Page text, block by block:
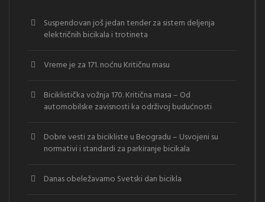
Suspendovan još jedan tender za sistem deljenja
električnih bicikala i trotineta
Vreme je za 171. noćnu Kritičnu masu
Biciklistička vožnja 170. Kritična masa – Od
automobilske zavisnosti ka održivoj budućnosti
Dobre vesti za bicikliste u Beogradu – Usvojeni su
normativi i standardi za parkiranje bicikala
Danas obeležavamo Svetski dan bicikla